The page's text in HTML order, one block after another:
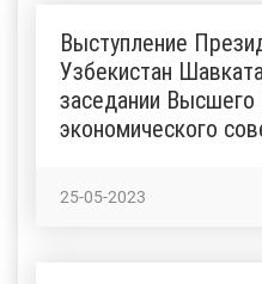
Выступление
Узбекистан
заседании Высшего
экономического
25-05-2023